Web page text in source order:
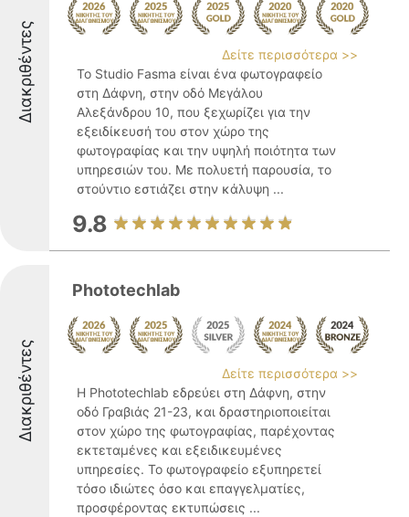
Διακριθέντες
Δείτε περισσότερα >>
Το Studio Fasma είναι ένα φωτογραφείο
στη Δάφνη, στην οδό Μεγάλου
Αλεξάνδρου 10, που ξεχωρίζει για την
εξειδίκευσή του στον χώρο της
φωτογραφίας και την υψηλή ποιότητα των
υπηρεσιών του. Με πολυετή παρουσία, το
στούντιο εστιάζει στην κάλυψη ...
9.8
Διακριθέντες
Phototechlab
Δείτε περισσότερα >>
Η Phototechlab εδρεύει στη Δάφνη, στην
οδό Γραβιάς 21-23, και δραστηριοποιείται
στον χώρο της φωτογραφίας, παρέχοντας
εκτεταμένες και εξειδικευμένες
υπηρεσίες. Το φωτογραφείο εξυπηρετεί
τόσο ιδιώτες όσο και επαγγελματίες,
προσφέροντας εκτυπώσεις ...